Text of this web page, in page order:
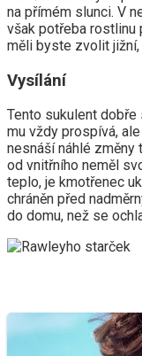
na přímém slunci. V
však potřeba rostlinu
měli byste zvolit jižní,
Vysílání
Tento sukulent
mu vždy prospívá,
nesnáší náhlé
od vnitřního neměl
teplo, je kmotřenec
chráněn před
do domu, než se